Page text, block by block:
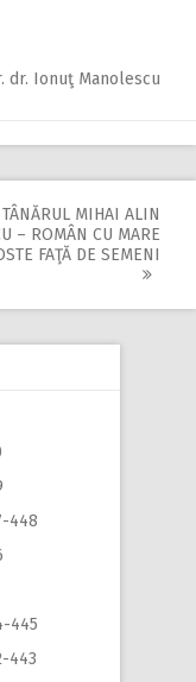
dr. Ionuţ Manolescu
TÂNĂRUL MIHAI ALIN
– ROMÂN CU MARE
FAŢĂ DE SEMENI
448
445
443